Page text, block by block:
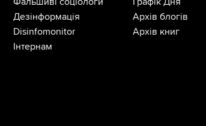
Дезінформація
Disinfomonitor
Інтернам
Архів блогів
Архів книг